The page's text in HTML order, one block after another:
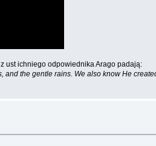
z ust ichniego odpowiednika Arago padają:
and the gentle rains. We also know He